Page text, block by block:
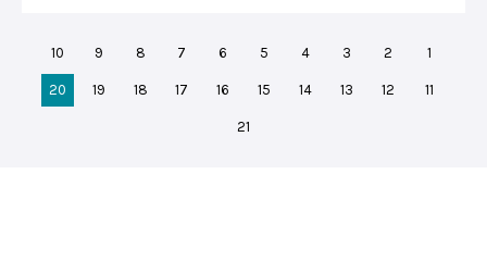
1
2
3
4
5
6
7
8
9
10
11
12
13
14
15
16
17
18
19
20
21